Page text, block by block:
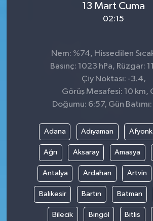
13 Mart Cuma
02:15
Nem: %74, Hissedilen
Basınç: 1023 hPa, Rüzgar:
Çiy Noktası: -3.4,
Görüş Mesafesi: 10 km,
Doğumu: 6:57, Gün
Adana Adıyaman
Ağrı Aksaray Amasya
Antalya Ardahan Artvin
Balıkesir Bartın Batman
Bilecik Bingöl Bitlis
Sağlık
Son Dakika
Spor
Teknoloji